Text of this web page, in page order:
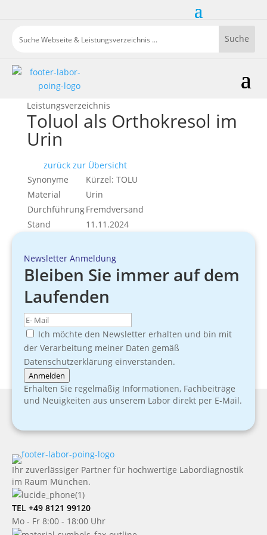
Leistungsverzeichnis
Toluol als Orthokresol im
Urin
zurück zur Übersicht
Synonyme
Kürzel: TOLU
Material
Urin
DurchführungFremdversand
Stand
11.11.2024
Newsletter Anmeldung
Bleiben Sie immer auf dem
Laufenden
Ich möchte den Newsletter erhalten und bin mit
der Verarbeitung meiner Daten gemäß
Datenschutzerklärung einverstanden.
Anmelden
Erhalten Sie regelmäßig Informationen, Fachbeiträge
und Neuigkeiten aus unserem Labor direkt per E-Mail.
Ihr zuverlässiger Partner für hochwertige Labordiagnostik
im Raum München.
TEL +49 8121 99120
Mo - Fr 8:00 - 18:00 Uhr